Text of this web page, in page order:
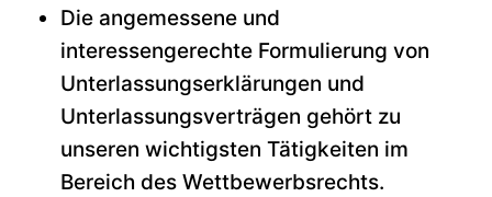
Die angemessene und
interessengerechte Formulierung von
Unterlassungserklärungen und
Unterlassungsverträgen gehört zu
unseren wichtigsten Tätigkeiten im
Bereich des Wettbewerbsrechts.